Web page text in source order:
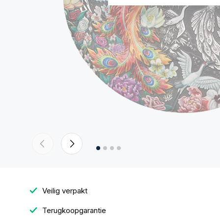
Veilig verpakt
Terugkoopgarantie